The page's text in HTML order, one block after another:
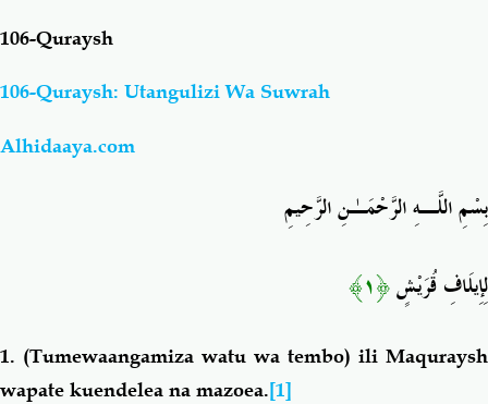
Salaf Wa Ummah
Chemsha Bongo Vitabu
106-Quraysh
106-Quraysh: Utangulizi Wa Suwrah
Alhidaaya.com
بِسْمِ اللَّـهِ الرَّحْمَـٰنِ الرَّحِيمِ
لِإِيلَافِ قُرَيْشٍ﴿١﴾
1. (Tumewaangamiza watu wa tembo) ili Maquraysh
wapate kuendelea na mazoea.[1]